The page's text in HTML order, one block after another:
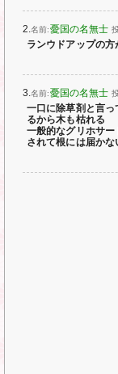
2.名前:憂国の名無士
ランウドアップの方
3.名前:憂国の名無士
一口に除草剤と言
るから木も枯れる
一般的なグリホサ
されて根には届か